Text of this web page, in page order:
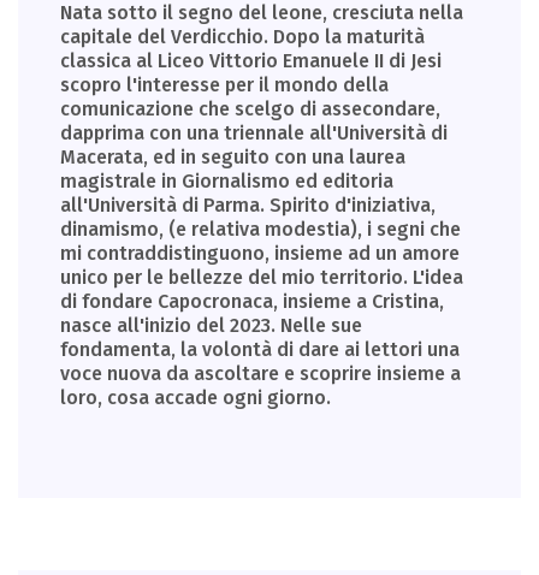
Nata sotto il segno del leone, cresciuta nella
capitale del Verdicchio. Dopo la maturità
classica al Liceo Vittorio Emanuele II di Jesi
scopro l'interesse per il mondo della
comunicazione che scelgo di assecondare,
dapprima con una triennale all'Università di
Macerata, ed in seguito con una laurea
magistrale in Giornalismo ed editoria
all'Università di Parma. Spirito d'iniziativa,
dinamismo, (e relativa modestia), i segni che
mi contraddistinguono, insieme ad un amore
unico per le bellezze del mio territorio. L'idea
di fondare Capocronaca, insieme a Cristina,
nasce all'inizio del 2023. Nelle sue
fondamenta, la volontà di dare ai lettori una
voce nuova da ascoltare e scoprire insieme a
loro, cosa accade ogni giorno.